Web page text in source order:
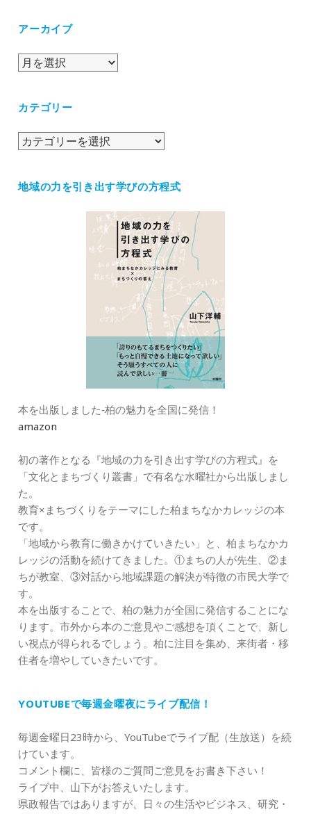
アーカイブ
ア
イ
カテゴリー
カ
リ
地域の力を引き出す学びの方程式
本を出版しました‐柏の魅力を全国に発信！
amazon
初の著作となる『地域の力を引き出す学びの方程式』を
「文化とまちづくり叢書」で有名な水曜社から出版しまし
た。
教育×まちづくりをテーマにした柏まちなかカレッジの本
です。
「地域から教育に働きかけていきたい」と、柏まちなかカ
レッジの活動を続けてきました。①まちの人が先生、②ま
ちが教室、③対話から地域課題の解決が特徴の市民大学で
す。
本を出版することで、柏の魅力が全国に発信することにな
ります。市外から本のご意見やご感想を頂くことで、新し
い視点が得られるでしょう。柏に注目を集め、来街者・移
住者を増やしていきたいです。
YOUTUBEで毎週金曜夜にライブ配信！
毎週金曜日23時から、YouTubeでライブ配（生放送）を続
けています。
コメント欄に、皆様のご質問ご意見をお書き下さい！
ライブ中、山下がお答えいたします。
県政報告ではありますが、日々の生活やビジネス、研究・